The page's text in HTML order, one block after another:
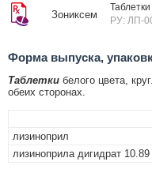
Зониксем
РУ: ЛП-
Форма выпуска,
Таблетки белого цвета,
обеих сторонах.
лизиноприл
лизиноприла дигидрат 10.89